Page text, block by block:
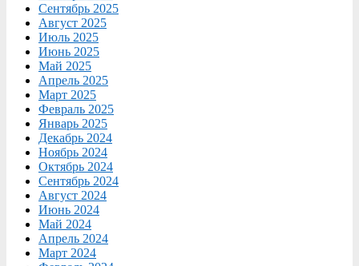
Сентябрь 2025
Август 2025
Июль 2025
Июнь 2025
Май 2025
Апрель 2025
Март 2025
Февраль 2025
Январь 2025
Декабрь 2024
Ноябрь 2024
Октябрь 2024
Сентябрь 2024
Август 2024
Июнь 2024
Май 2024
Апрель 2024
Март 2024